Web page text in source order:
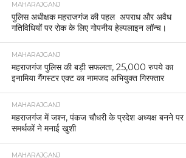
MAHARAJGANJ
पुलिस अधीक्षक महराजगंज की पहल अपराध और अवैध
गतिविधियों पर रोक के लिए गोपनीय हेल्पलाइन लॉन्च।
MAHARAJGANJ
महराजगंज पुलिस की बड़ी सफलता, 25,000 रुपये का
इनामिया गैंगस्टर एक्ट का नामजद अभियुक्त गिरफ्तार
MAHARAJGANJ
महराजगंज में जश्न, पंकज चौधरी के प्रदेश अध्यक्ष बनने पर
समर्थकों ने मनाई खुशी
MAHARAJGANJ